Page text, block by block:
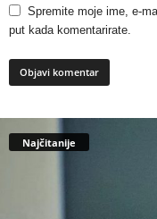
Spremite moje ime, e-
put kada komentarirate.
Najčitanije